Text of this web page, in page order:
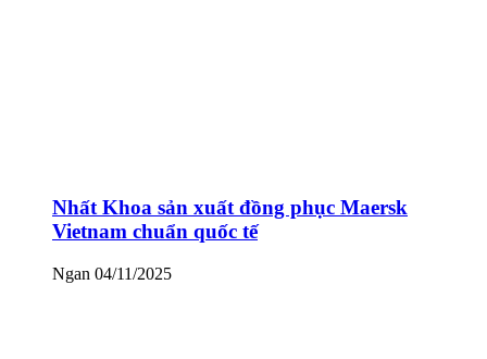
Nhất Khoa sản xuất đồng phục Maersk
Vietnam chuẩn quốc tế
Ngan 04/11/2025